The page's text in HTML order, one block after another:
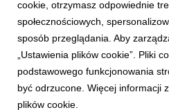
Warzyw, w CORE TEAM lider
warzyw i owoców w
+48 504
cookie, otrzymasz odpowiednie
społecznościowych,
sposób przeglądania. Aby
„Ustawienia plików cookie”. Pliki
podstawowego funkcjonowania
być odrzucone. Więcej informacji
plików cookie.